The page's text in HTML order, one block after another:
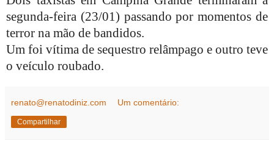
segunda-feira (23/01) passando por momentos de
terror na mão de bandidos.
Um foi vítima de sequestro relâmpago e outro teve
o veículo roubado.
renato@renatodiniz.com Um comentário:
Compartilhar